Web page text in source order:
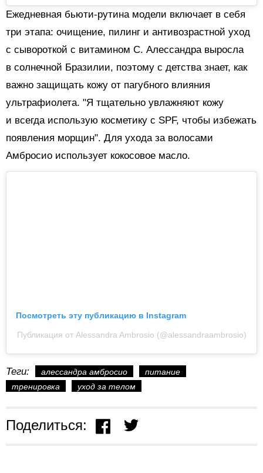
Ежедневная бьюти-рутина модели включает в себя
три этапа: очищение, пилинг и антивозрастной уход
с сывороткой с витамином C. Алессандра выросла
в солнечной Бразилии, поэтому с детства знает, как
важно защищать кожу от пагубного влияния
ультрафиолета. "Я тщательно увлажняют кожу
и всегда использую косметику с SPF, чтобы избежать
появления морщин". Для ухода за волосами
Амбросио использует кокосовое масло.
Посмотреть эту публикацию в Instagram
Публикация от Alessandra Ambrosio (@alessandraambrosio)
Теги: алессандра амбросио
питание
тренировка
уход за телом
Поделиться: